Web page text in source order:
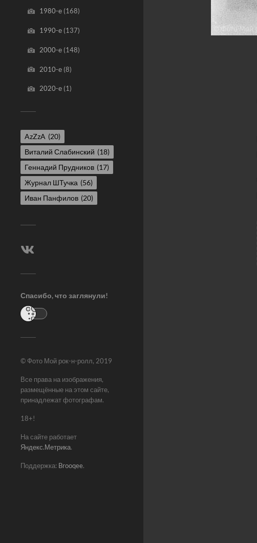
1980-е(168)
1990-е(137)
2000-е(148)
2010-е(8)
2020-е(1)
AzZzA (20)
Виталий Слабинский (18)
Геннадий Прудников (17)
Журнал ШТучка (56)
Иван Панфилов (20)
Спасибо, что заглянули!
© Фото Мой рок-н-ролл, 2019
Все права на изображения,
размещённые на этом сайте,
принадлежат фотографам.
18+!
На сайте работает
Яндекс.Метрика.
Поддержка: Brooqee.